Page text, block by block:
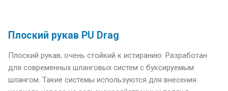
Плоский рукав PU Drag
Плоский рукав, очень стойкий к истиранию. Разработан
для современных шланговых систем с буксируемым
шлангом. Такие системы используются для внесения